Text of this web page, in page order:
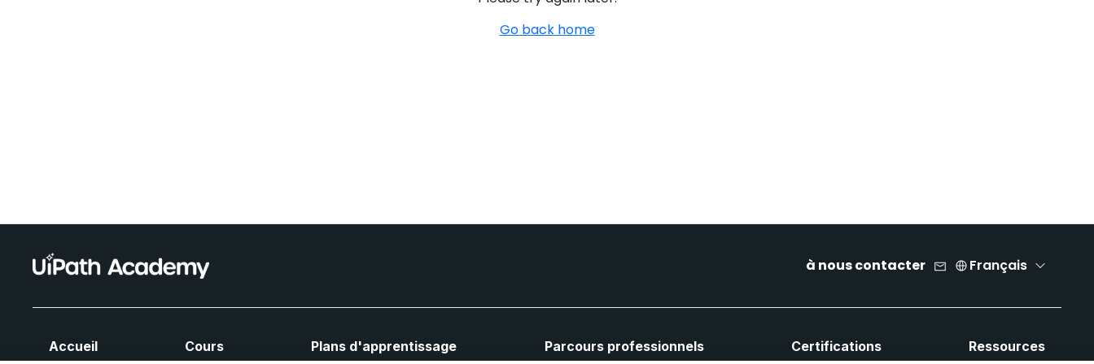
Go back home
à nous contacter Français
Accueil Cours Plans d'apprentissage Parcours professionnels Certifications Ressources